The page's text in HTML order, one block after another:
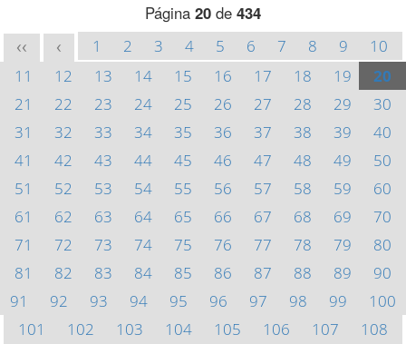
Página 20 de 434
<< < 1 2 3 4 5 6 7 8 9
10
11
12 13 14 15 16 17 18 19
20
21
22 23 24 25 26 27 28 29
30
31
32 33 34 35 36 37 38 39
40
41
42 43 44 45 46 47 48 49
50
51
52 53 54 55 56 57 58 59
60
61
62 63 64 65 66 67 68 69
70
71
72 73 74 75 76 77 78 79
80
81
82 83 84 85 86 87 88 89
90
91
92 93 94 95 96 97 98 99
100
101
102 103 104 105 106 107
108